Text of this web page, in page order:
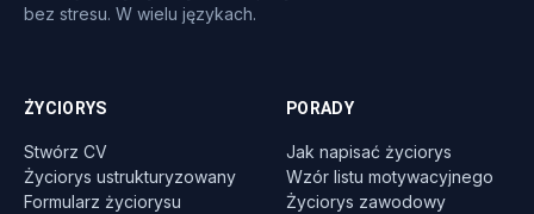
bez stresu. W wielu językach.
ŻYCIORYS
Stwórz CV
Życiorys ustrukturyzowany
Formularz życiorysu
PORADY
Jak napisać życiorys
Wzór listu motywacyjnego
Życiorys zawodowy